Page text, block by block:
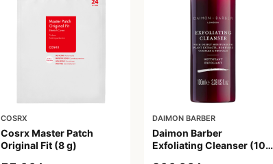
COSRX
Cosrx Master Patch
Original Fit (8 g)
DAIMON BARBER
Daimon Barber
Exfoliating Cleanser (100